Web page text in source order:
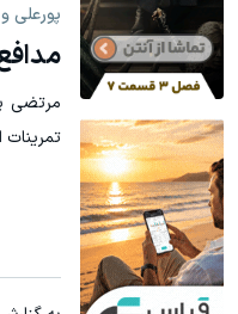
پورعلی
مرتضی
سرمایه گذاری